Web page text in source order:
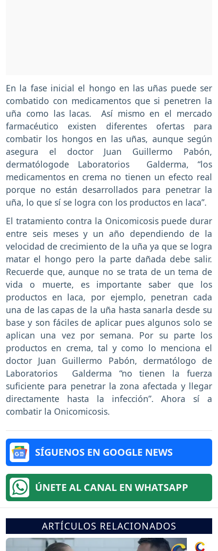
En la fase inicial el hongo en las uñas puede ser
combatido con medicamentos que si penetren la
uña como las lacas. Así mismo en el mercado
farmacéutico existen diferentes ofertas para
combatir los hongos en las uñas, aunque según
asegura el doctor Juan Guillermo Pabón,
dermatólogode Laboratorios Galderma, “los
medicamentos en crema no tienen un efecto real
porque no están desarrollados para penetrar la
uña, lo que sí se logra con los productos en laca”.
El tratamiento contra la Onicomicosis puede durar
entre seis meses y un año dependiendo de la
velocidad de crecimiento de la uña ya que se logra
matar el hongo pero la parte dañada debe salir.
Recuerde que, aunque no se trata de un tema de
vida o muerte, es importante saber que los
productos en laca, por ejemplo, penetran cada
una de las capas de la uña hasta sanarla desde su
base y son fáciles de aplicar pues algunos solo se
aplican una vez por semana. Por su parte los
productos en crema, tal y como lo menciona el
doctor Juan Guillermo Pabón, dermatólogo de
Laboratorios Galderma “no tienen la fuerza
suficiente para penetrar la zona afectada y llegar
directamente hasta la infección”. Ahora sí a
combatir la Onicomicosis.
SÍGUENOS EN GOOGLE NEWS
ÚNETE AL CANAL EN WHATSAPP
ARTÍCULOS RELACIONADOS